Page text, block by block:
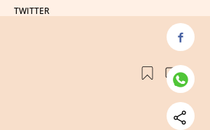
TWITTER
© 2026 Crónica Global Media, SL